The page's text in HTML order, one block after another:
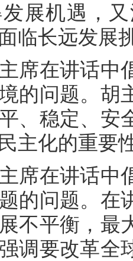
展机遇，
临长远发展
在讲话中
的问题。胡
、稳定、安
主化的重要
在讲话中
的问题。在
不平衡，最
调要改革全